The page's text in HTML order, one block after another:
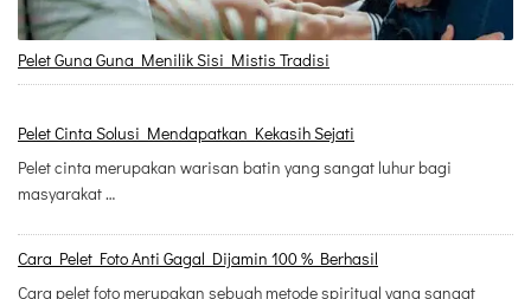
Pelet Guna Guna Menilik Sisi Mistis Tradisi
Pelet Cinta Solusi Mendapatkan Kekasih Sejati
Pelet cinta merupakan warisan batin yang sangat luhur bagi
masyarakat …
Cara Pelet Foto Anti Gagal Dijamin 100 % Berhasil
Cara pelet foto merupakan sebuah metode spiritual yang sangat